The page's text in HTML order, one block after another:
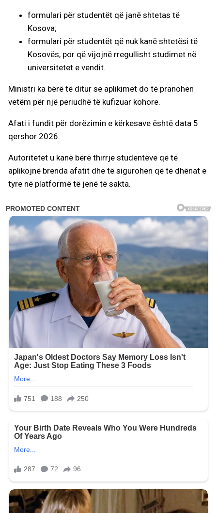
formulari për studentët që janë shtetas të
Kosova;
formulari për studentët që nuk kanë shtetësi të
Kosovës, por që vijojnë rregullisht studimet në
universitetet e vendit.
Ministri ka bërë të ditur se aplikimet do të pranohen
vetëm për një periudhë të kufizuar kohore.
Afati i fundit për dorëzimin e kërkesave është data 5
qershor 2026.
Autoritetet u kanë bërë thirrje studentëve që të
aplikojnë brenda afatit dhe të sigurohen që të dhënat e
tyre në platformë të jenë të sakta.